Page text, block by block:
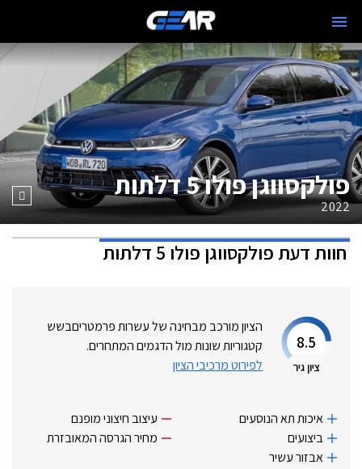
פולקסווגן פולו 5 דלתות
2022
חוות דעתפולקסווגן פולו 5 דלתות
8.5
ציון גיר
הציון מורכב מבחינה של עשרות פרמטריםבשש
קטגוריות שונות מול הדגמים המתחרים.
לפירוט מרכיבי הציון
איכות תא הנוסעים
ביצועים
אבזור עשיר
עיצוב חיצוני מופנם
מחיר הגרסה המאובזרת